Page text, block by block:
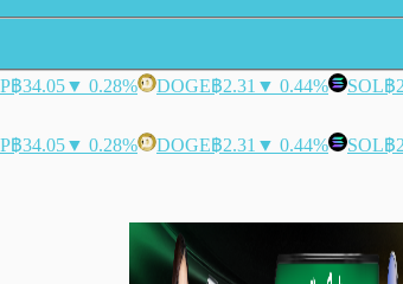
฿34.05▼ 0.28% DOGE฿2.31 ▼ 0.44% SOL฿
฿34.05▼ 0.28% DOGE฿2.31 ▼ 0.44% SOL฿